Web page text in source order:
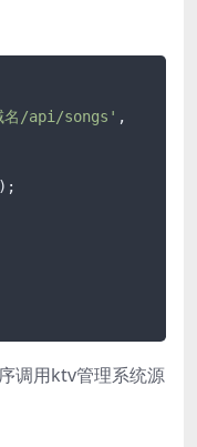
/api/songs' ,
);
调用ktv管理系统源